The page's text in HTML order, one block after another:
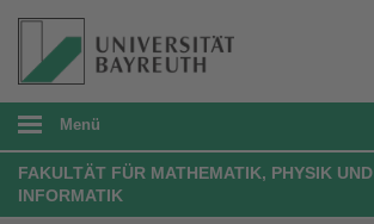
Menü
FAKULTÄT FÜR MATHEMATIK, PHYSIK UND
INFORMATIK